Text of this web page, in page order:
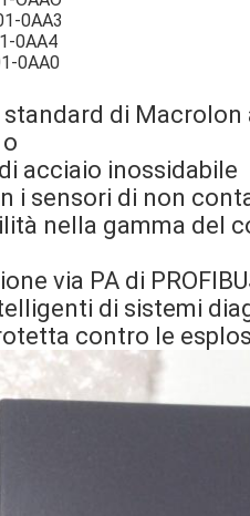
0AA3
0AA4
0AA0
standard di
acciaio inossidabile
i sensori di non
nella gamma del
via PA di
di sistemi
contro le